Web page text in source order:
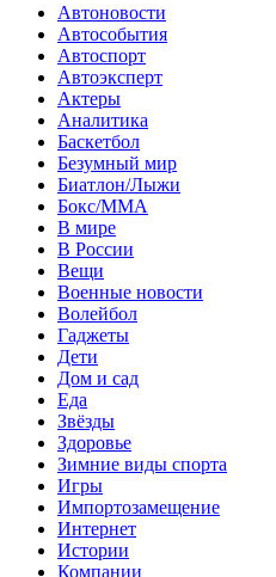
Автоновости
Автособытия
Автоспорт
Автоэксперт
Актеры
Аналитика
Баскетбол
Безумный мир
Биатлон/Лыжи
Бокс/MMA
В мире
В России
Вещи
Военные новости
Волейбол
Гаджеты
Дети
Дом и сад
Еда
Звёзды
Здоровье
Зимние виды спорта
Игры
Импортозамещение
Интернет
Истории
Компании